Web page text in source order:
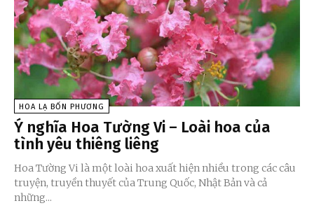
HOA LẠ BỐN PHƯƠNG
Ý nghĩa Hoa Tường Vi – Loài hoa của
tình yêu thiêng liêng
Hoa Tường Vi là một loài hoa xuất hiện nhiều trong các câu
truyện, truyền thuyết của Trung Quốc, Nhật Bản và cả
những...